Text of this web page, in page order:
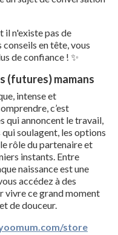
il n'existe pas de
en tête, vous
de confiance ! ✨
(futures) mamans
intense et
c’est
qui annoncent le travail,
soulagent, les options
rôle du partenaire et
instants. Entre
naissance est une
accédez à des
vivre ce grand moment
de douceur.
store